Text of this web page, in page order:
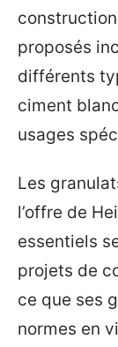
proposés
différents
ciment
usages
Les
l’offre de
essentiels
projets de
ce que ses
normes en